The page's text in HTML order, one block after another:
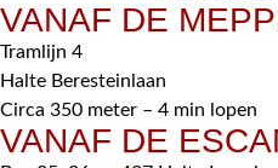
VANAF DE
Tramlijn 4
Halte Beresteinlaan
Circa 350 meter – 4 min lopen
VANAF DE